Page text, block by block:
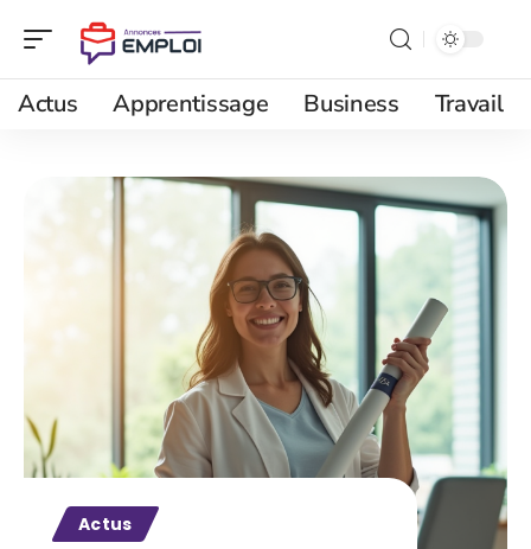
Actus Apprentissage Business Travail
Actus